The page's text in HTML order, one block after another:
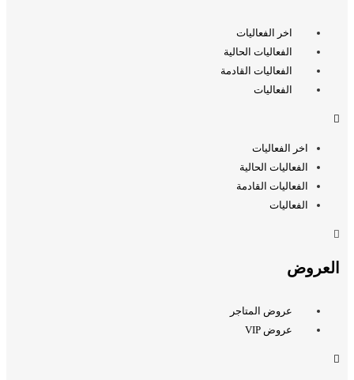
اخر الفعاليات
الفعاليات الحالية
الفعاليات القادمة
الفعاليات
اخر الفعاليات
الفعاليات الحالية
الفعاليات القادمة
الفعاليات
العروض
عروض المتاجر
عروض VIP